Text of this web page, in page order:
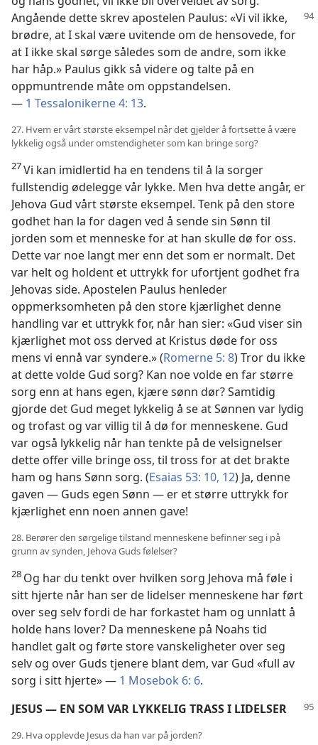
Angående detteskrev apostelen Paulus: «Vi vil ikke,
brødre, at I skal være uvitende om de hensovede, for
at I ikke skal sørge således som de andre, som ikke
har håp.» Paulus gikk så videre og talte på en
oppmuntrende måte om oppstandelsen.
— 1 Tessalonikerne 4: 13.
27. Hvem er vårt største eksempel når det gjelder å fortsette å være
lykkelig også under omstendigheter som kan bringe sorg?
27Vi kan imidlertid ha en tendens til å la sorger
fullstendig ødelegge vår lykke. Men hva dette angår, er
Jehova Gud vårt største eksempel. Tenk på den store
godhet han la for dagen ved å sende sin Sønn til
jorden som et menneske for at han skulle dø for oss.
Dette var noe langt mer enn det som er normalt. Det
var helt og holdent et uttrykk for ufortjent godhet fra
Jehovas side. Apostelen Paulus henleder
oppmerksomheten på den store kjærlighet denne
handling var et uttrykk for, når han sier: «Gud viser sin
kjærlighet mot oss derved at Kristus døde for oss
mens vi ennå var syndere.» (Romerne 5: 8) Tror du ikke
at dette volde Gud sorg? Kan noe volde en far større
sorg enn at hans egen, kjære sønn dør? Samtidig
gjorde det Gud meget lykkelig å se at Sønnen var lydig
og trofast og var villig til å dø for menneskene. Gud
var også lykkelig når han tenkte på de velsignelser
dette offer ville bringe oss, til tross for at det brakte
ham og hans Sønn sorg. (Esaias 53: 10, 12) Ja, denne
gaven — Guds egen Sønn — er et større uttrykk for
kjærlighet enn noen annen gave!
28. Berører den sørgelige tilstand menneskene befinner seg i på
grunn av synden, Jehova Guds følelser?
28 Og har du tenkt over hvilken sorg Jehova må føle i
sitt hjerte når han ser de lidelser menneskene har ført
over seg selv fordi de har forkastet ham og unnlatt å
holde hans lover? Da menneskene på Noahs tid
handlet galt og førte store vanskeligheter over seg
selv og over Guds tjenere blant dem, var Gud «full av
sorg i sitt hjerte» — 1 Mosebok 6: 6.
JESUS — EN SOM VAR LYKKELIG TRASS I LIDELSER
29. Hva opplevde Jesus da han var på jorden?